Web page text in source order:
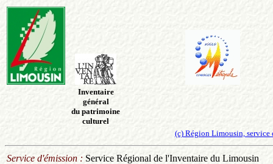
Inventaire
général
du patrimoine
culturel
(c) Région Limousin,
Service d'émission : Service Régional de l'Inventaire du Limousin